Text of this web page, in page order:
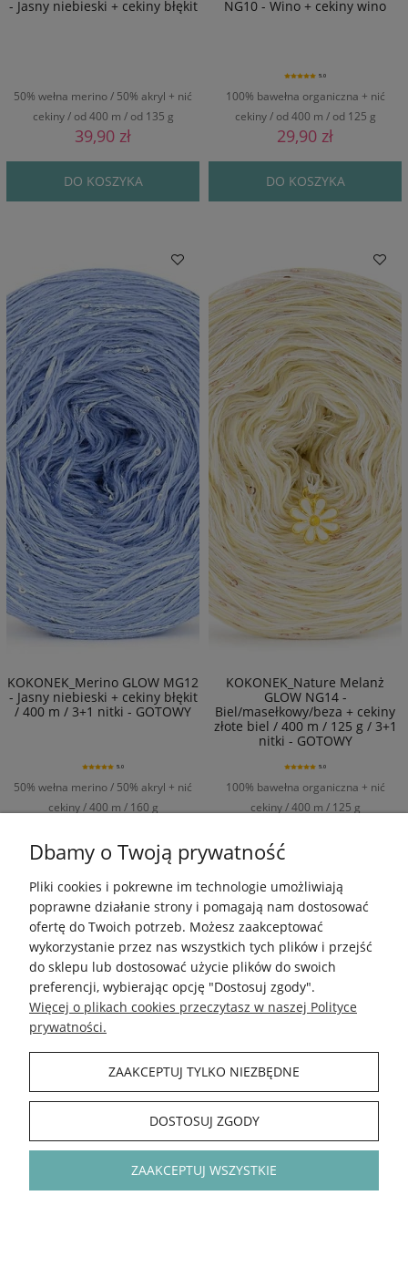
- Jasny niebieski + cekiny błękit
50% wełna merino / 50% akryl + nić
cekiny / od 400 m / od 135 g
39,90 zł
DO KOSZYKA
NG10 - Wino + cekiny wino
100% bawełna organiczna + nić
cekiny / od 400 m / od 125 g
5.0
29,90 zł
DO KOSZYKA
KOKONEK_Merino GLOW MG12
- Jasny niebieski + cekiny błękit
/ 400 m / 3+1 nitki - GOTOWY
50% wełna merino / 50% akryl + nić
cekiny / 400 m / 160 g
5.0
KOKONEK_Nature Melanż
GLOW NG14 -
Biel/masełkowy/beza + cekiny
złote biel / 400 m / 125 g / 3+1
nitki - GOTOWY
100% bawełna organiczna + nić
cekiny / 400 m / 125 g
5.0
Dbamy o Twoją prywatność
Pliki cookies i pokrewne im technologie umożliwiają
poprawne działanie strony i pomagają nam dostosować
ofertę do Twoich potrzeb. Możesz zaakceptować
wykorzystanie przez nas wszystkich tych plików i przejść
do sklepu lub dostosować użycie plików do swoich
preferencji, wybierając opcję "Dostosuj zgody".
Więcej o plikach cookies przeczytasz w naszej Polityce
prywatności.
ZAAKCEPTUJ TYLKO NIEZBĘDNE
DOSTOSUJ ZGODY
ZAAKCEPTUJ WSZYSTKIE